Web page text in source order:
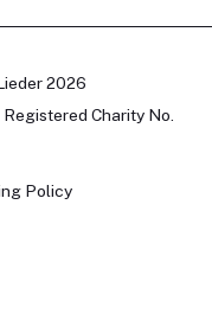
2026
Charity No.
Policy